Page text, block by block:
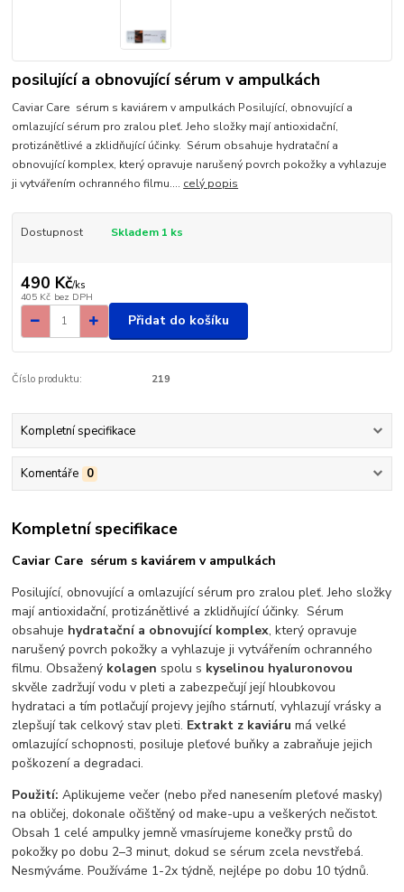
posilující a obnovující sérum v ampulkách
Caviar Care sérum s kaviárem v ampulkách Posilující, obnovující a
omlazující sérum pro zralou pleť. Jeho složky mají antioxidační,
protizánětlivé a zklidňující účinky. Sérum obsahuje hydratační a
obnovující komplex, který opravuje narušený povrch pokožky a vyhlazuje
ji vytvářením ochranného filmu.... celý popis
Dostupnost Skladem 1 ks
490 Kč/ks
405 Kč bez DPH
Přidat do košíku
Číslo produktu: 219
Kompletní specifikace
Komentáře 0
Kompletní specifikace
Caviar Care sérum s kaviárem v ampulkách
Posilující, obnovující a omlazující sérum pro zralou pleť. Jeho složky
mají antioxidační, protizánětlivé a zklidňující účinky. Sérum
obsahuje hydratační a obnovující komplex, který opravuje
narušený povrch pokožky a vyhlazuje ji vytvářením ochranného
filmu. Obsažený kolagen spolu s kyselinou hyaluronovou
skvěle zadržují vodu v pleti a zabezpečují její hloubkovou
hydrataci a tím potlačují projevy jejího stárnutí, vyhlazují vrásky a
zlepšují tak celkový stav pleti. Extrakt z kaviáru má velké
omlazující schopnosti, posiluje pleťové buňky a zabraňuje jejich
poškození a degradaci.
Použití: Aplikujeme večer (nebo před nanesením pleťové masky)
na obličej, dokonale očištěný od make-upu a veškerých nečistot.
Obsah 1 celé ampulky jemně vmasírujeme konečky prstů do
pokožky po dobu 2–3 minut, dokud se sérum zcela nevstřebá.
Nesmýváme. Používáme 1-2x týdně, nejlépe po dobu 10 týdnů.